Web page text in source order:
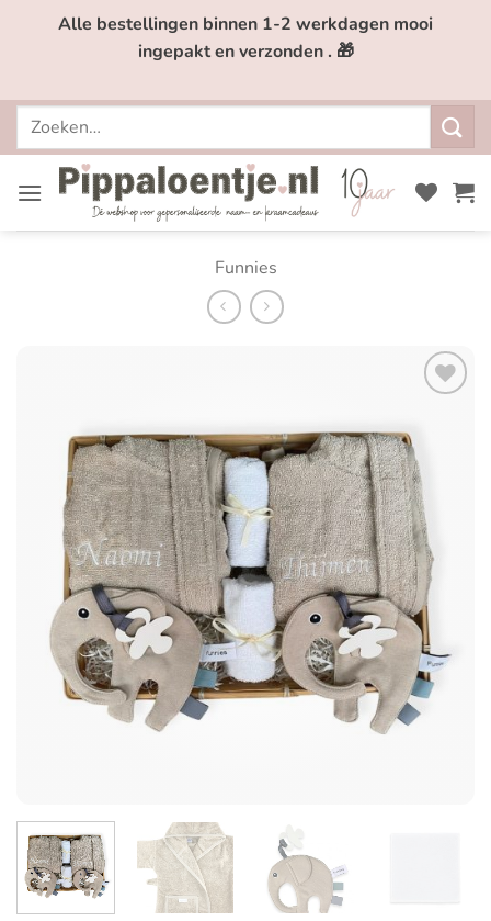
Alle bestellingen binnen 1-2 werkdagen mooi
ingepakt en verzonden . 🎁
Zoeken
Funnies
aan
verlanglijst